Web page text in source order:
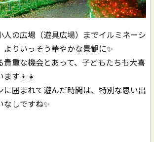
人の広場（遊具広場）までイルミネーシ
よりいっそう華やかな景観に✨️
貴重な機会とあって、子どもたちも大喜
す👦👧
に囲まれて遊んだ時間は、特別な思い出
なしですね✨